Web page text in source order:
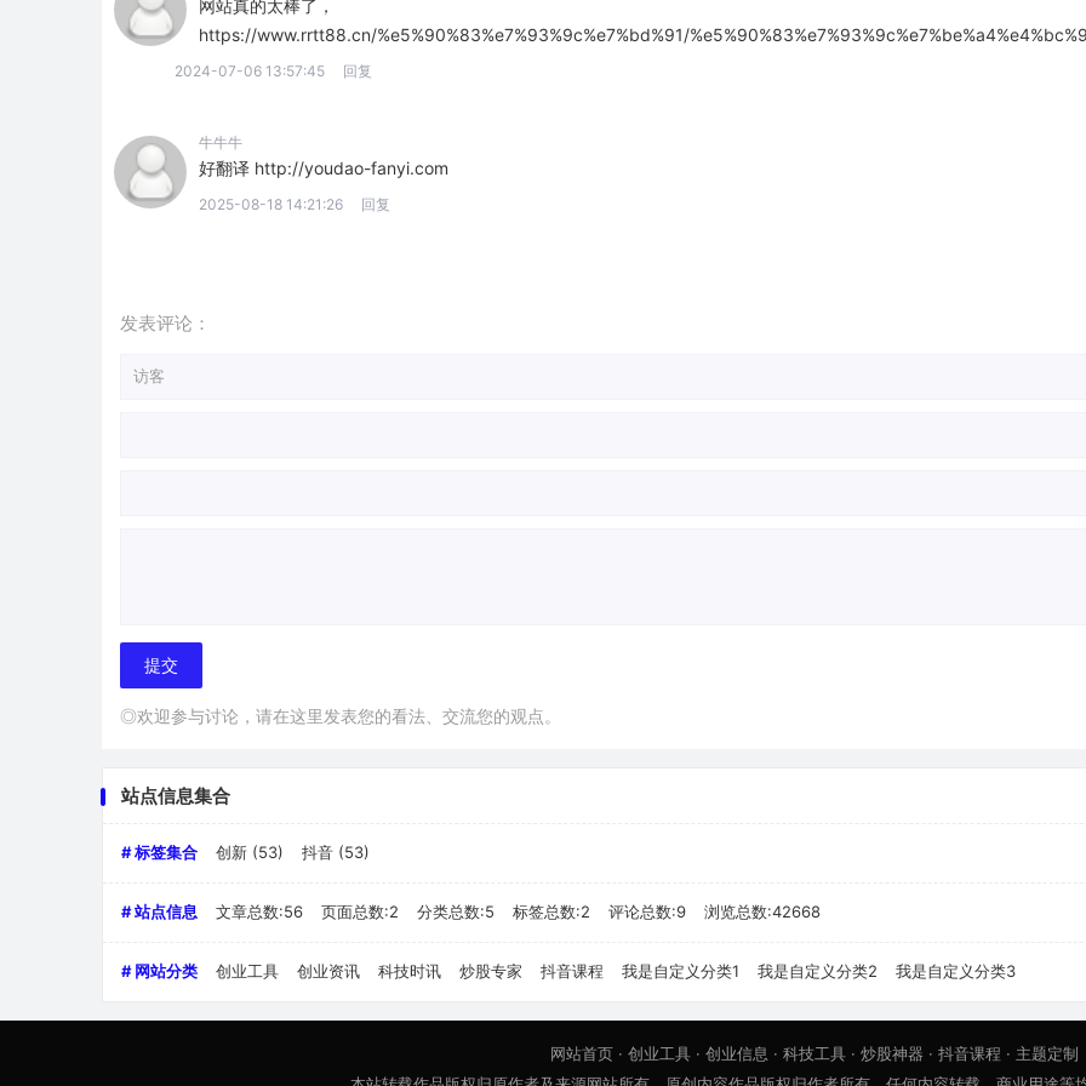
网站真的太棒了，
https://www.rrtt88.cn/%e5%90%83%e7%93%9c%e7%bd%91/
2024-07-06 13:57:45 回复
牛牛牛
好翻译 http://youdao-fanyi.com
2025-08-18 14:21:26 回复
发表评论：
◎欢迎参与讨论，请在这里发表您的看法、交流您的观点。
站点信息集合
# 标签集合 创新 (53) 抖音 (53)
# 站点信息 文章总数:56 页面总数:2 分类总数:5 标签总数:2 评论总数:9 浏览总数:42668
# 网站分类 创业工具 创业资讯 科技时讯 炒股专家 抖音课程 我是自定义分类1 我是自定义分类2 我是自定义分类3
网站首页 · 创业工具 · 创业信息 · 科技工具 · 炒股神器 · 抖音课程 · 主题定制